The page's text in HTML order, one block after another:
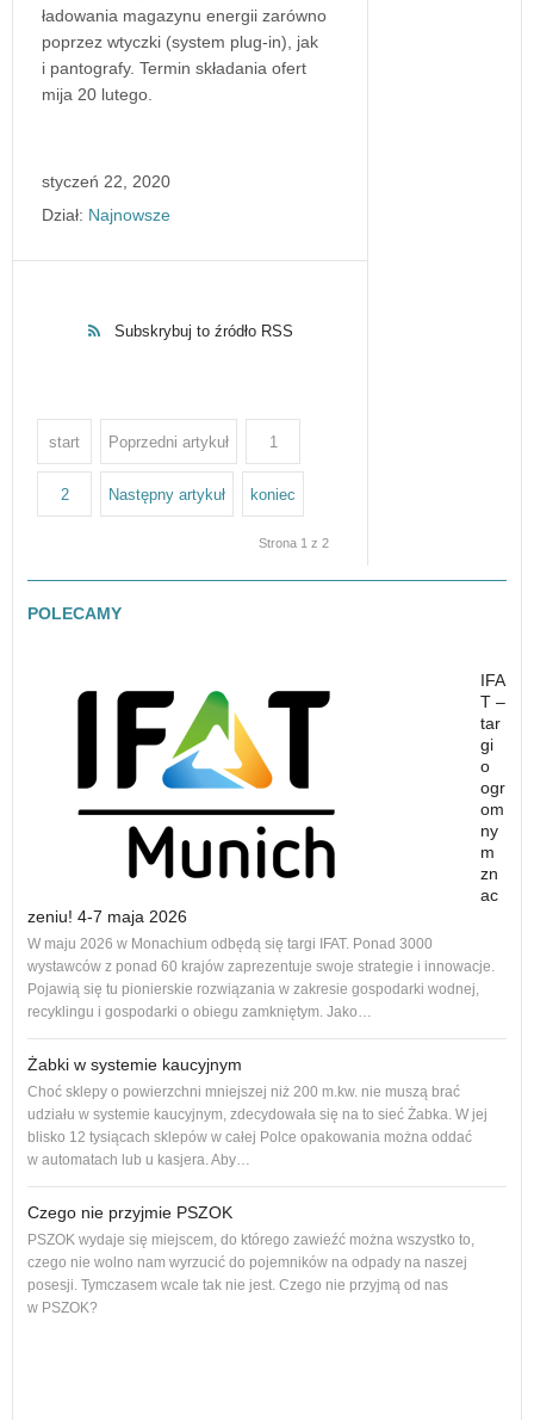
ładowania magazynu energii zarówno
poprzez wtyczki (system plug-in), jak
i pantografy. Termin składania ofert
mija 20 lutego.
styczeń 22, 2020
Dział: Najnowsze
Subskrybuj to źródło RSS
start Poprzedni artykuł 1
2 Następny artykuł koniec
Strona 1 z 2
POLECAMY
IFA
T –
tar
gi
o
ogr
om
ny
m
zn
ac
zeniu! 4-7 maja 2026
W maju 2026 w Monachium odbędą się targi IFAT. Ponad 3000
wystawców z ponad 60 krajów zaprezentuje swoje strategie i innowacje.
Pojawią się tu pionierskie rozwiązania w zakresie gospodarki wodnej,
recyklingu i gospodarki o obiegu zamkniętym. Jako…
Żabki w systemie kaucyjnym
Choć sklepy o powierzchni mniejszej niż 200 m.kw. nie muszą brać
udziału w systemie kaucyjnym, zdecydowała się na to sieć Żabka. W jej
blisko 12 tysiącach sklepów w całej Polce opakowania można oddać
w automatach lub u kasjera. Aby…
Czego nie przyjmie PSZOK
PSZOK wydaje się miejscem, do którego zawieźć można wszystko to,
czego nie wolno nam wyrzucić do pojemników na odpady na naszej
posesji. Tymczasem wcale tak nie jest. Czego nie przyjmą od nas
w PSZOK?